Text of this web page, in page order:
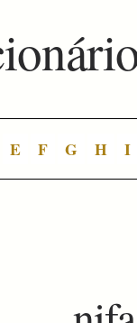
E F G H I